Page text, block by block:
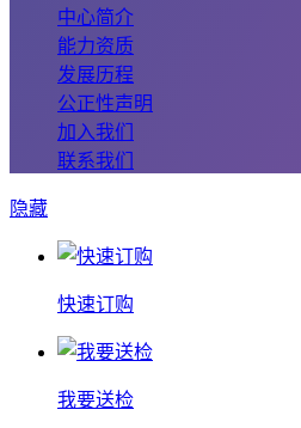
中心简介
能力资质
发展历程
公正性声明
加入我们
联系我们
隐藏
快速订购
我要送检